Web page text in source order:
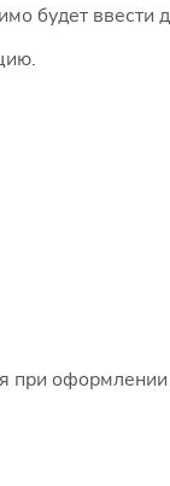
будет ввести
при оформлении